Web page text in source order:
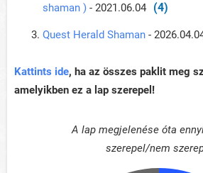
shaman ) - 2021.06.04 (4)
Quest Herald Shaman -
Kattints ide, ha az összes paklit meg
amelyikben ez a lap szerepel!
A lap megjelenése óta
szerepel/nem